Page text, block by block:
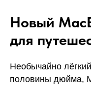
Новый
для
Необычайно
половины дюйма,